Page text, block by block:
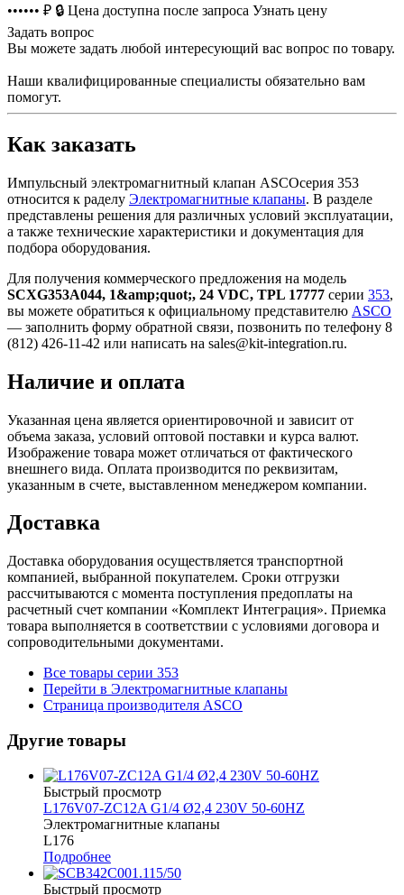
•••••• ₽ 🔒 Цена доступна после запроса Узнать цену
Задать вопрос
Вы можете задать любой интересующий вас вопрос по товару.
Наши квалифицированные специалисты обязательно вам
помогут.
Как заказать
Импульсный электромагнитный клапан ASCOсерия 353
относится к раделу Электромагнитные клапаны. В разделе
представлены решения для различных условий эксплуатации,
а также технические характеристики и документация для
подбора оборудования.
Для получения коммерческого предложения на модель
SCXG353A044, 1&amp;quot;, 24 VDC, TPL 17777 серии 353,
вы можете обратиться к официальному представителю ASCO
— заполнить форму обратной связи, позвонить по телефону 8
(812) 426-11-42 или написать на sales@kit-integration.ru.
Наличие и оплата
Указанная цена является ориентировочной и зависит от
объема заказа, условий оптовой поставки и курса валют.
Изображение товара может отличаться от фактического
внешнего вида. Оплата производится по реквизитам,
указанным в счете, выставленном менеджером компании.
Доставка
Доставка оборудования осуществляется транспортной
компанией, выбранной покупателем. Сроки отгрузки
рассчитываются с момента поступления предоплаты на
расчетный счет компании «Комплект Интеграция». Приемка
товара выполняется в соответствии с условиями договора и
сопроводительными документами.
Все товары серии 353
Перейти в Электромагнитные клапаны
Страница производителя ASCO
Другие товары
Быстрый просмотр
L176V07-ZC12A G1/4 Ø2,4 230V 50-60HZ
Электромагнитные клапаны
L176
Подробнее
Быстрый просмотр